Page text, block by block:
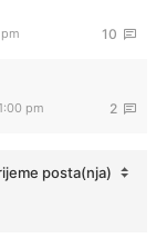
10
2
pm
posta(nja)